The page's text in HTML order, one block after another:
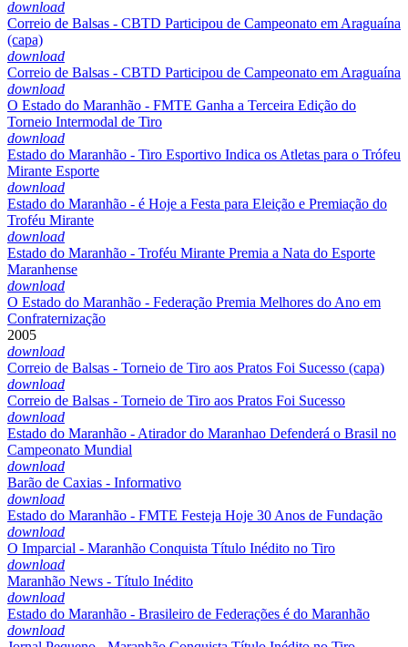
download
Correio de Balsas - CBTD Participou de Campeonato em Araguaína
(capa)
download
Correio de Balsas - CBTD Participou de Campeonato em Araguaína
download
O Estado do Maranhão - FMTE Ganha a Terceira Edição do
Torneio Intermodal de Tiro
download
Estado do Maranhão - Tiro Esportivo Indica os Atletas para o Trófeu
Mirante Esporte
download
Estado do Maranhão - é Hoje a Festa para Eleição e Premiação do
Troféu Mirante
download
Estado do Maranhão - Troféu Mirante Premia a Nata do Esporte
Maranhense
download
O Estado do Maranhão - Federação Premia Melhores do Ano em
Confraternização
2005
download
Correio de Balsas - Torneio de Tiro aos Pratos Foi Sucesso (capa)
download
Correio de Balsas - Torneio de Tiro aos Pratos Foi Sucesso
download
Estado do Maranhão - Atirador do Maranhao Defenderá o Brasil no
Campeonato Mundial
download
Barão de Caxias - Informativo
download
Estado do Maranhão - FMTE Festeja Hoje 30 Anos de Fundação
download
O Imparcial - Maranhão Conquista Título Inédito no Tiro
download
Maranhão News - Título Inédito
download
Estado do Maranhão - Brasileiro de Federações é do Maranhão
download